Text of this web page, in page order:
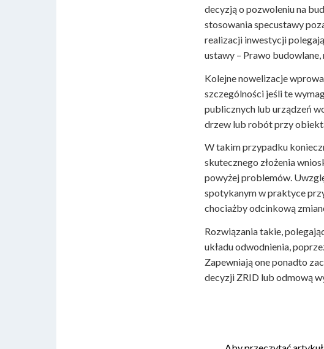
decyzją o pozwoleniu na
stosowania specustawy
realizacji inwestycji
ustawy – Prawo
Kolejne nowelizacje
szczególności jeśli te
publicznych lub urządzeń
drzew lub robót przy
W takim przypadku
skutecznego złożenia
powyżej problemów.
spotykanym w praktyce
chociażby odcinkową
Rozwiązania takie,
układu odwodnienia,
Zapewniają one ponadto
decyzji ZRID lub odmową